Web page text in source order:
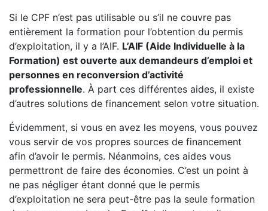
Si le CPF n’est pas utilisable ou s’il ne couvre pas
entièrement la formation pour l’obtention du permis
d’exploitation, il y a l’AIF. L’AIF (Aide Individuelle à la
Formation) est ouverte aux demandeurs d’emploi et
personnes en reconversion d’activité
professionnelle. À part ces différentes aides, il existe
d’autres solutions de financement selon votre situation.
Évidemment, si vous en avez les moyens, vous pouvez
vous servir de vos propres sources de financement
afin d’avoir le permis. Néanmoins, ces aides vous
permettront de faire des économies. C’est un point à
ne pas négliger étant donné que le permis
d’exploitation ne sera peut-être pas la seule formation